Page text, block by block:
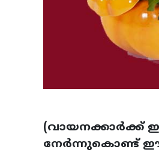
(വായനക്കാര്‍ക്ക്
നേര്‍ന്നുകൊണ്ട് ഈ